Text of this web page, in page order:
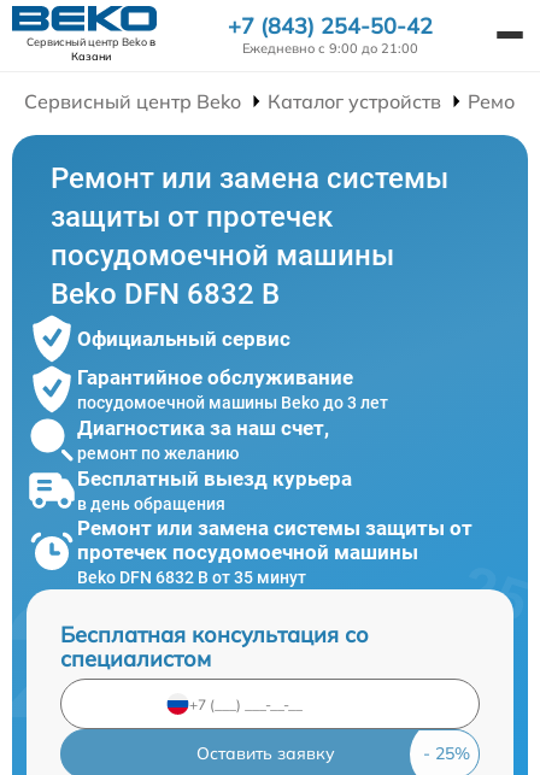
Сервисный центр Bekoв
Казани
+7 (843) 254-50-42
Ежедневно с 9:00 до 21:00
Сервисный центр Beko Каталог устройств
Ремонт или замена системы
защиты от протечек
посудомоечной машины
Beko DFN 6832 B
Официальный сервис
Гарантийное обслуживание
посудомоечной машины Beko до 3 лет
Диагностика за наш счет,
ремонт по желанию
Бесплатный выезд курьера
в день обращения
Ремонт или замена системы защиты от
протечек посудомоечной машины
Beko DFN 6832 B от 35 минут
Бесплатная консультация со
специалистом
Оставить заявку